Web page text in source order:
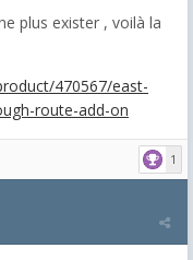
plus exister , voilà la
470567/east-
route-add-on
1